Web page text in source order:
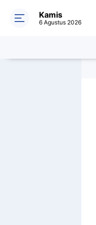
Kamis
6 Agustus 2026